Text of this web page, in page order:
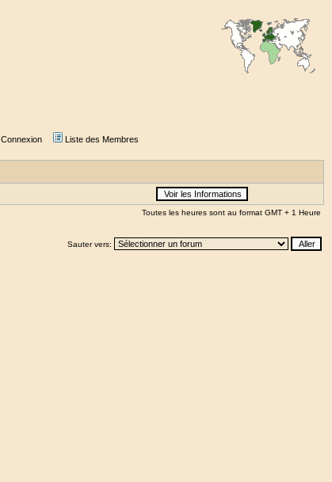
Connexion Liste des Membres
Toutes les heures sont au format GMT + 1 Heure
Sauter vers: